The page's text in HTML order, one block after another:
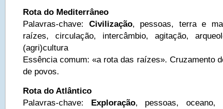
Rota do Mediterrâneo
Palavras-chave: Civilização, pessoas, terra e
raízes, circulação, intercâmbio, agitação,
(agri)cultura
Essência comum: «a rota das raízes». Cruzamento
de povos.
Rota do Atlântico
Palavras-chave: Exploração, pessoas, oceano,